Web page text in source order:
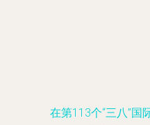
在第113个“三八”